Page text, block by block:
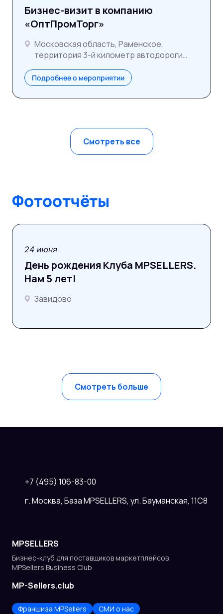
Бизнес-визит в компанию
«ОптПромТорг»
Московская область, Раменское,
территория 3-й километр автодороги
Подробнее о мероприятии
Смотреть все
Фотоотчёты
фотоотчёт
24 июня
День рождения Клуба MPSELLERS.
Нам 5 лет!
Завидово
Смотреть больше
+7 (495) 106-83-00
г. Москва, База MPSELLERS, ул. Бауманская, 11С8
MPSELLERS
Бизнес-клуб для поставщиковмаркетплейсов
MPSellers Business Club
MP-Sellers.club
Франшиза MPSellers
СМИ о нас